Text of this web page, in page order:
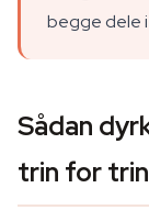
begge dele
Sådan
trin for trin